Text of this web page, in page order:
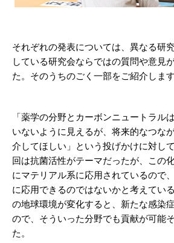
それぞれの発表については、異なる研
している研究会ならではの質問や意見
た。そのうちのごく一部をご紹介します
「薬学の分野とカーボンニュートラル
いないように見えるが、将来的なつな
介してほしい」という投げかけに対し
回は抗菌活性がテーマだったが、この
にマテリアル系に応用されているので
に応用できるのではないかと考えてい
の地球環境が変化すると、新たな感染
ので、そういった分野でも貢献が可能
た。